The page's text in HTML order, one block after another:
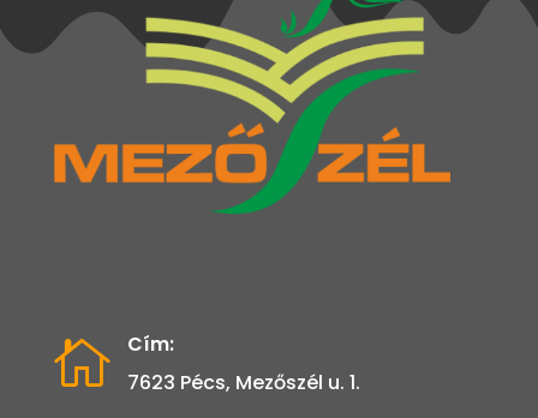

Cím:
7623 Pécs, Mezőszél u. 1.